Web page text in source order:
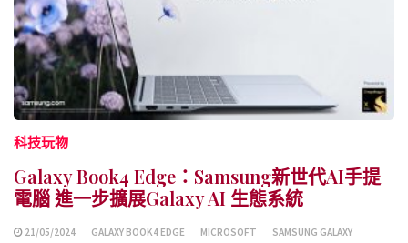
科技玩物
Galaxy Book4 Edge：Samsung新世代AI手提
電腦 進一步擴展Galaxy AI 生態系統
21/05/2024 GALAXY BOOK4 EDGE MICROSOFT
SAMSUNG GALAXY